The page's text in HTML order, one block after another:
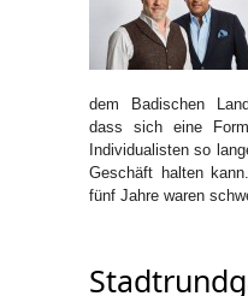
dem Badischen
dass sich eine
Individualisten so
Geschäft halten
fünf Jahre waren